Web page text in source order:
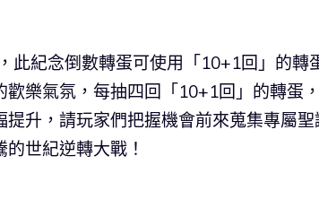
此紀念倒數轉蛋可使用「10+1回」的轉
樂氣氛，每抽四回「10+1回」的轉蛋
升，請玩家們把握機會前來蒐集專屬聖
世紀逆轉大戰！